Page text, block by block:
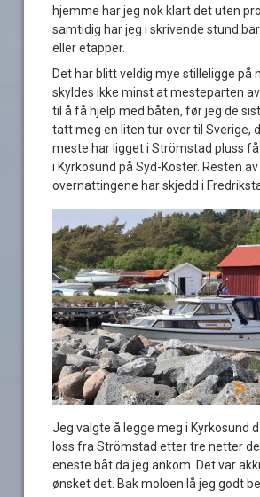
hjemme har jeg nok klart det uten
samtidig har jeg i skrivende stund
eller etapper.
Det har blitt veldig mye stilleligge på
skyldes ikke minst at mesteparten
til å få hjelp med båten, før jeg de
tatt meg en liten tur over til Sverige,
meste har ligget i Strömstad pluss
i Kyrkosund på Syd-Koster. Resten av
overnattingene har skjedd i
Jeg valgte å legge meg i Kyrkosund
loss fra Strömstad etter tre netter
eneste båt da jeg ankom. Det var
ønsket det. Bak moloen lå jeg godt